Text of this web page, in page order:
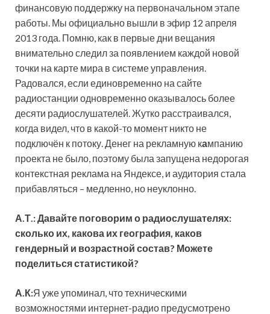
финансовую поддержку на первоначальном этапе
работы. Мы официально вышли в эфир 12 апреля
2013 года. Помню, как в первые дни вещания
внимательно следил за появлением каждой новой
точки на карте мира в системе управления.
Радовался, если единовременно на сайте
радиостанции одновременно оказывалось более
десяти радиослушателей. Жутко расстраивался,
когда видел, что в какой-то момент никто не
подключён к потоку. Денег на рекламную кампанию
проекта не было, поэтому была запущена недорогая
контекстная реклама на Яндексе, и аудитория стала
прибавляться – медленно, но неуклонно.
А.Т.: Давайте поговорим о радиослушателях:
сколько их, какова их география, каков
гендерный и возрастной состав? Можете
поделиться статистикой?
А.К:Я уже упоминал, что техническими
возможностями интернет-радио предусмотрено